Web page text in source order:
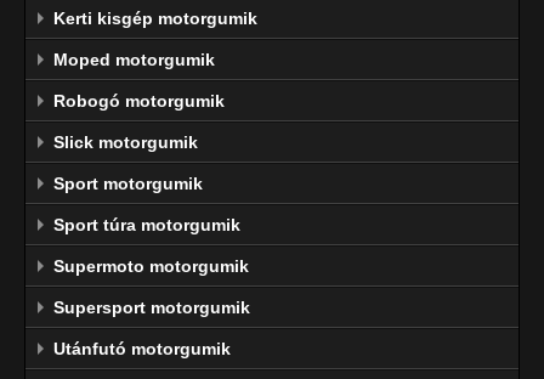
Kerti kisgép motorgumik
Moped motorgumik
Robogó motorgumik
Slick motorgumik
Sport motorgumik
Sport túra motorgumik
Supermoto motorgumik
Supersport motorgumik
Utánfutó motorgumik